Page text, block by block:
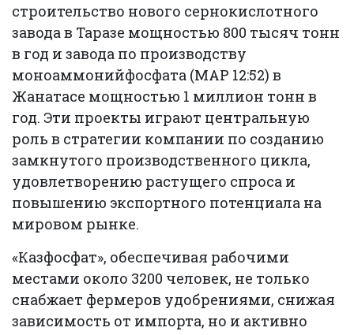
строительство нового сернокислотного
завода в Таразе мощностью 800 тысяч тонн
в год и завода по производству
моноаммонийфосфата (MAP 12:52) в
Жанатасе мощностью 1 миллион тонн в
год. Эти проекты играют центральную
роль в стратегии компании по созданию
замкнутого производственного цикла,
удовлетворению растущего спроса и
повышению экспортного потенциала на
мировом рынке.
«Казфосфат», обеспечивая рабочими
местами около 3200 человек, не только
снабжает фермеров удобрениями, снижая
зависимость от импорта, но и активно